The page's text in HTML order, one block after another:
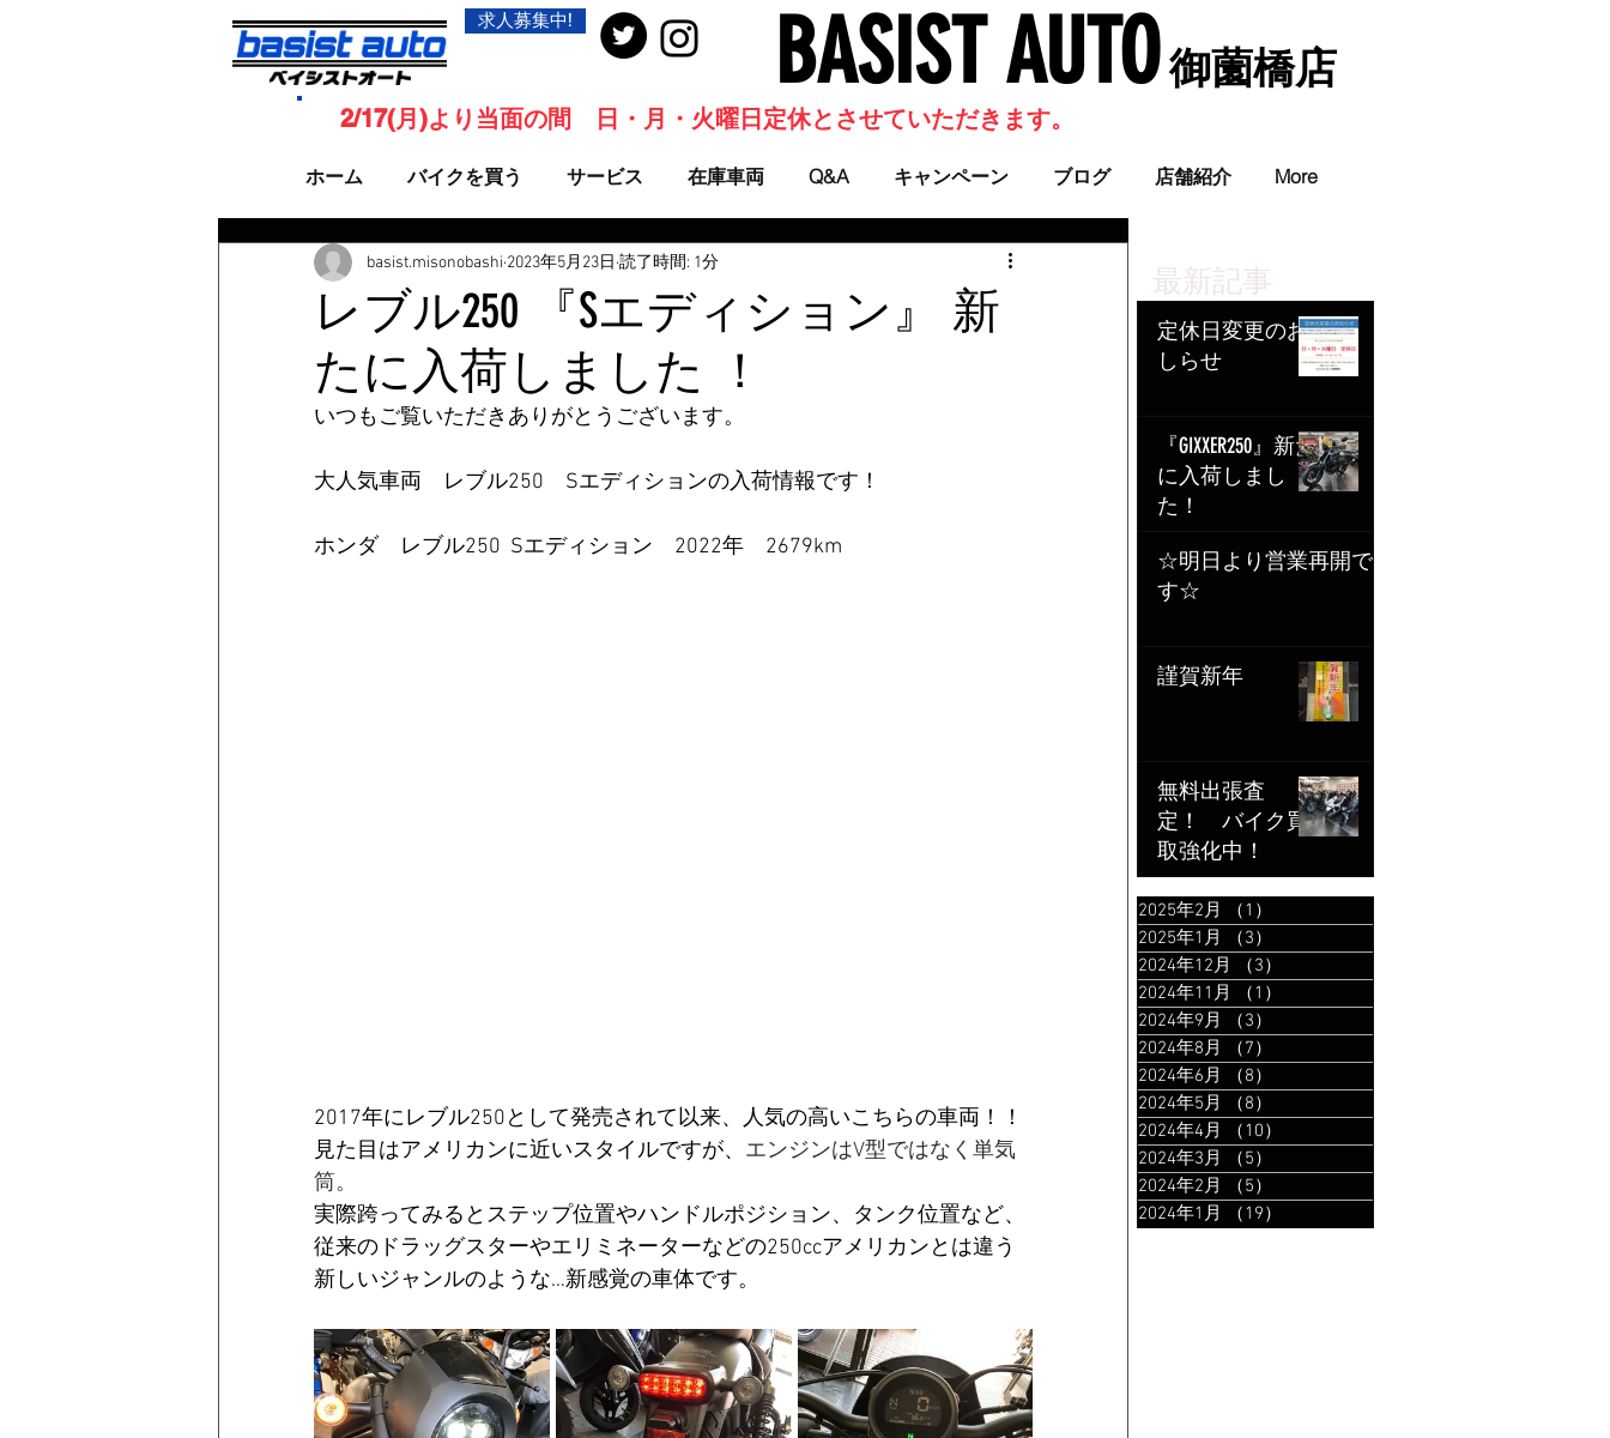
求人募集中! BASIST AUTO​ 御薗橋店
ホーム バイクを買う サービス 在庫車両 Q&A キャンペーン ブログ 店舗紹介 More
2/17(月)より当面の間 日・月・火曜日定休とさせていただきます。
最新記事
定休日変更のお
しらせ
『GIXXER250』新た
に入荷しまし
た！
☆明日より営業再開で
す☆
謹賀新年
無料出張査
定！ バイク買
取強化中！
2025年2月 （1）
2025年1月
（3）
2024年12月
（3）
2024年11月
（1）
2024年9月
（3）
2024年8月
（7）
2024年6月
（8）
2024年5月
（8）
2024年4月
（10）
2024年3月
（5）
2024年2月
（5）
2024年1月
（19）
レブル250 『Sエディション』 新
たに入荷しました ！
basist.misonobashi 2023年5月23日 読了時間: 1分
いつもご覧いただきありがとうございます。
大人気車両　レブル250　Sエディションの入荷情報です！
ホンダ　レブル250  Sエディション　2022年　2679km
2017年にレブル250として発売されて以来、人気の高いこちらの車両！！
見た目はアメリカンに近いスタイルですが、 エンジンはV型ではなく単気
筒。
実際跨ってみるとステップ位置やハンドルポジション、タンク位置など、
従来のドラッグスターやエリミネーターなどの250ccアメリカンとは違う
新しいジャンルのような…新感覚の車体です。